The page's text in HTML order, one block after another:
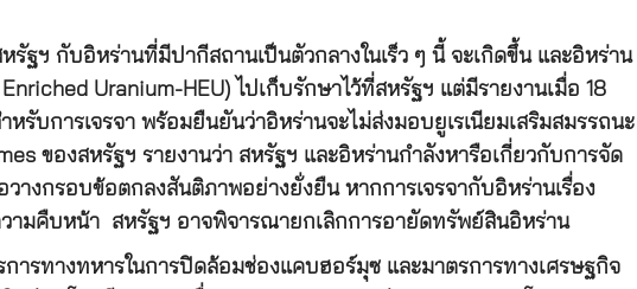
หรัฐฯ กับอิหร่านที่มีปากีสถานเป็นตัวกลางในเร็ว ๆ นี้ จะเกิดขึ้น และอิหร่าน
Uranium-HEU) ไปเก็บรักษาไว้ที่สหรัฐฯ แต่มีรายงานเมื่อ 18
รับการเจรจา พร้อมยืนยันว่าอิหร่านจะไม่ส่งมอบยูเรเนียมเสริมสมรรถนะ
ของสหรัฐฯ รายงานว่า สหรัฐฯ และอิหร่านกำลังหารือเกี่ยวกับการจัด
วางกรอบข้อตกลงสันติภาพอย่างยั่งยืน หากการเจรจากับอิหร่านเรื่อง
วามคืบหน้า สหรัฐฯ อาจพิจารณายกเลิกการอายัดทรัพย์สินอิหร่าน
ารทางทหารในการปิดล้อมช่องแคบฮอร์มุซ และมาตรการทางเศรษฐกิจ